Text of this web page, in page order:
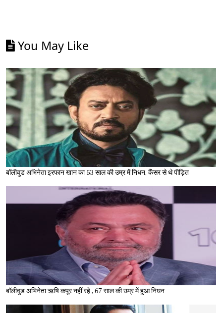
You May Like
बॉलीवुड अभिनेता इरफान खान का 53 साल की उम्र में निधन, कैंसर से थे पीड़ित
बॉलीवुड अभिनेता ऋषि कपूर नहीं रहे , 67 साल की उम्र में हुआ निधन